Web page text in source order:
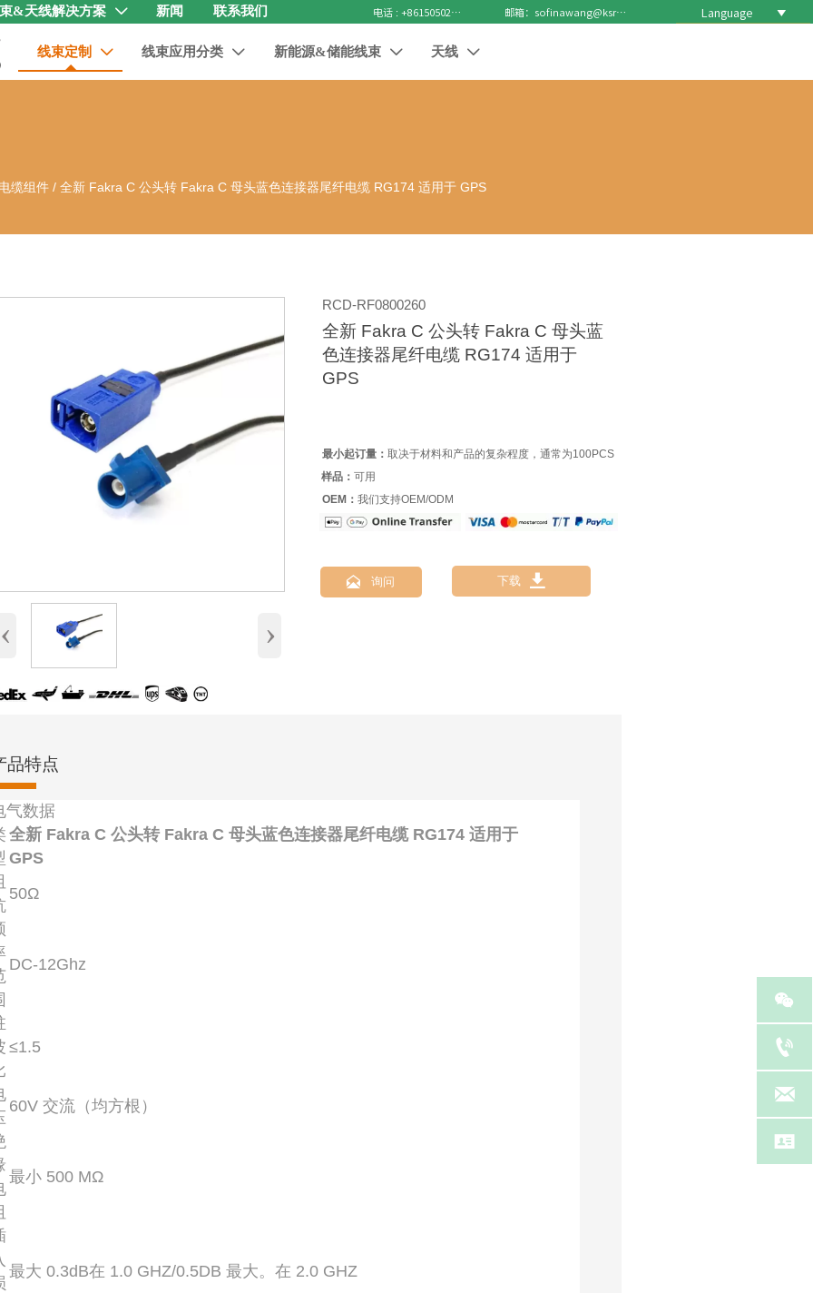
&天线解决方案  新闻 联系我们 电话 : +8615050271688 邮箱：sofinawang@ksrcd.com Language 
线束定制  线束应用分类  新能源&储能线束  天线 
缆组件 /全新 Fakra C 公头转 Fakra C 母头蓝色连接器尾纤电缆 RG174 适用于 GPS
‹ ›
RCD-RF0800260
全新 Fakra C 公头转 Fakra C 母头蓝
色连接器尾纤电缆 RG174 适用于
GPS
最小起订量： 取决于材料和产品的复杂程度，通常为100PCS
样品：可用
OEM： 我们支持OEM/ODM
 询问 下载 
品特点
气数据
全新 Fakra C 公头转 Fakra C 母头蓝色连接器尾纤电缆 RG174 适用于
GPS
50Ω
DC-12Ghz
≤1.5
60V 交流（均方根）
最小 500 MΩ
最大 0.3dB在 1.0 GHZ/0.5DB 最大。在 2.0 GHZ



